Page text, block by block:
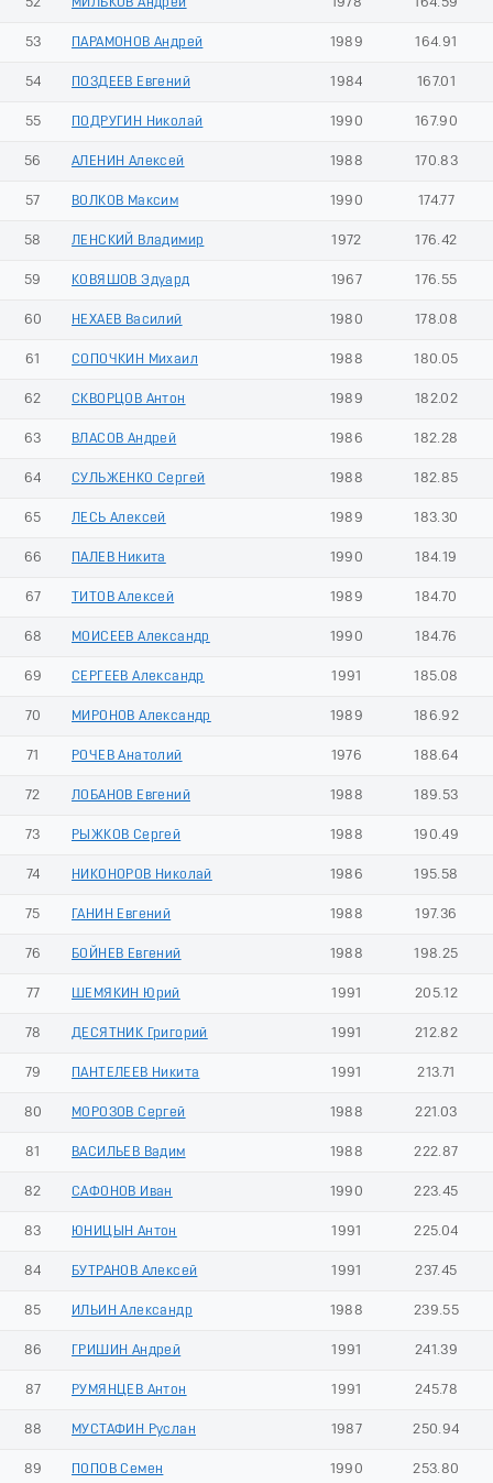
53 ПАРАМОНОВ Андрей 1989 164.91
54 ПОЗДЕЕВ Евгений 1984 167.01
55 ПОДРУГИН Николай 1990 167.90
56 АЛЕНИН Алексей 1988 170.83
57 ВОЛКОВ Максим 1990 174.77
58 ЛЕНСКИЙ Владимир 1972 176.42
59 КОВЯШОВ Эдуард 1967 176.55
60 НЕХАЕВ Василий 1980 178.08
61 СОПОЧКИН Михаил 1988 180.05
62 СКВОРЦОВ Антон 1989 182.02
63 ВЛАСОВ Андрей 1986 182.28
64 СУЛЬЖЕНКО Сергей 1988 182.85
65 ЛЕСЬ Алексей 1989 183.30
66 ПАЛЕВ Никита 1990 184.19
67 ТИТОВ Алексей 1989 184.70
68 МОИСЕЕВ Александр 1990 184.76
69 СЕРГЕЕВ Александр 1991 185.08
70 МИРОНОВ Александр 1989 186.92
71 РОЧЕВ Анатолий 1976 188.64
72 ЛОБАНОВ Евгений 1988 189.53
73 РЫЖКОВ Сергей 1988 190.49
74 НИКОНОРОВ Николай 1986 195.58
75 ГАНИН Евгений 1988 197.36
76 БОЙНЕВ Евгений 1988 198.25
77 ШЕМЯКИН Юрий 1991 205.12
78 ДЕСЯТНИК Григорий 1991 212.82
79 ПАНТЕЛЕЕВ Никита 1991 213.71
80 МОРОЗОВ Сергей 1988 221.03
81 ВАСИЛЬЕВ Вадим 1988 222.87
82 САФОНОВ Иван 1990 223.45
83 ЮНИЦЫН Антон 1991 225.04
84 БУТРАНОВ Алексей 1991 237.45
85 ИЛЬИН Александр 1988 239.55
86 ГРИШИН Андрей 1991 241.39
87 РУМЯНЦЕВ Антон 1991 245.78
88 МУСТАФИН Руслан 1987 250.94
89 ПОПОВ Семен 1990 253.80